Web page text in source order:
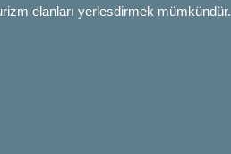
elanları yerlesdirmek mümkündür.